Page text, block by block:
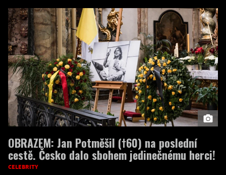
OBRAZEM: Jan Potměšil (†60) na poslední
cestě. Česko dalo sbohem jedinečnému herci!
CELEBRITY